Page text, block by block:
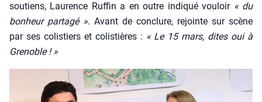
sou­tiens, Lau­rence Ruf­fin a en outre indi­qué vou­loir « du
bon­heur par­ta­gé ». Avant de conclure, rejointe sur scène
par ses colis­tiers et colis­tières : « Le 15 mars, dites oui à
Gre­noble ! »